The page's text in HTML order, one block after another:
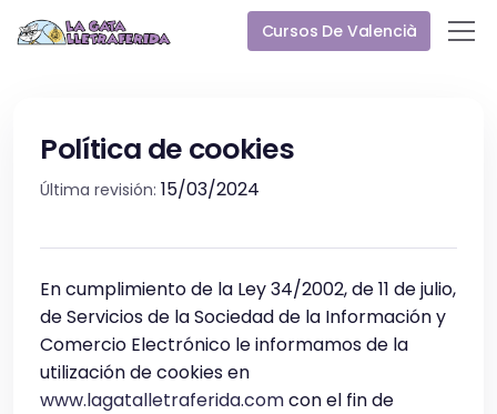
Cursos De Valencià
Política de cookies
Última revisión: 15/03/2024
En cumplimiento de la Ley 34/2002, de 11 de julio,
de Servicios de la Sociedad de la Información y
Comercio Electrónico le informamos de la
utilización de cookies en
www.lagatalletraferida.comcon el fin de